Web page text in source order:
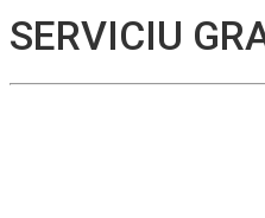
SERVICIU